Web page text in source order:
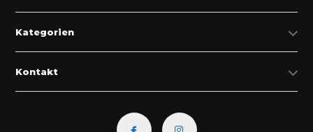
Kategorien
Kontakt